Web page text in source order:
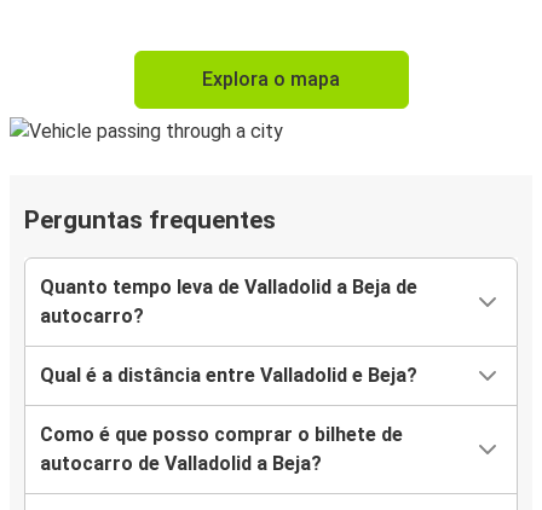
Explora o mapa
Perguntas frequentes
Quanto tempo leva de Valladolid a Beja de
autocarro?
Qual é a distância entre Valladolid e Beja?
Como é que posso comprar o bilhete de
autocarro de Valladolid a Beja?